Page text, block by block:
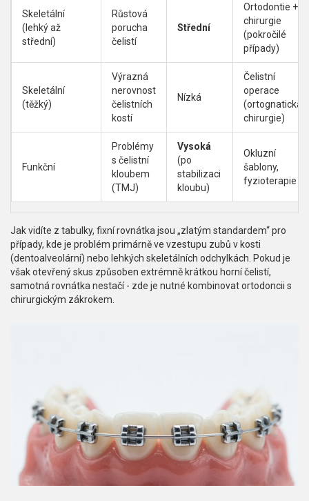
Skeletální
(lehký až
střední)
Růstová
porucha
čelistí
Střední
Ortodontie +
chirurgie
(pokročilé
případy)
Skeletální
(těžký)
Výrazná
nerovnost
čelistních
kostí
Nízká
Čelistní
operace
(ortognatická
chirurgie)
Funkční
Problémy
s čelistní
kloubem
(TMJ)
Vysoká
(po
stabilizaci
kloubu)
Okluzní
šablony,
fyzioterapie
Jak vidíte z tabulky, fixní rovnátka jsou „zlatým standardem“ pro
případy, kde je problém primárně ve vzestupu zubů v kosti
(dentoalveolární) nebo lehkých skeletálních odchylkách. Pokud je
však otevřený skus způsoben extrémně krátkou horní čelistí,
samotná rovnátka nestačí - zde je nutné kombinovat ortodoncii s
chirurgickým zákrokem.